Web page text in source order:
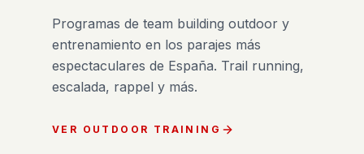
Programas de team building outdoor y
entrenamiento en los parajes más
espectaculares de España. Trail running,
escalada, rappel y más.
VER OUTDOOR TRAINING